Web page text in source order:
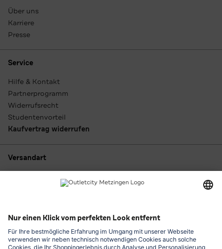
Über uns
Karriere
Presse
Service
Hilfe & Kontakt
Partnerprogramm
Widerrufsrecht
Studentenvorteil
Kaufvertrag widerrufen
Versandart